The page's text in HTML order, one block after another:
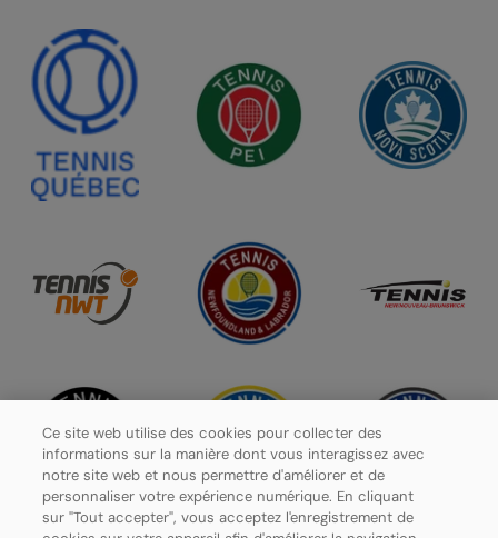
Ce site web utilise des cookies pour collecter des
informations sur la manière dont vous interagissez avec
notre site web et nous permettre d'améliorer et de
personnaliser votre expérience numérique. En cliquant
sur "Tout accepter", vous acceptez l'enregistrement de